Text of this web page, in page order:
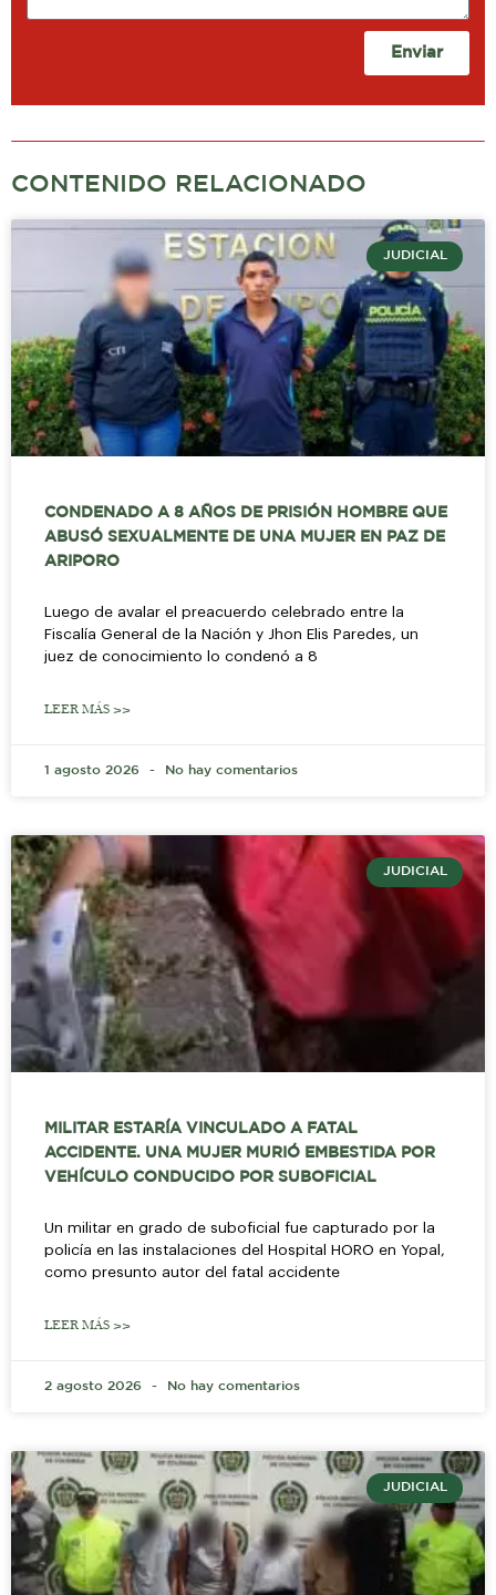
Enviar
CONTENIDO RELACIONADO
JUDICIAL
CONDENADO A 8 AÑOS DE PRISIÓN HOMBRE QUE
ABUSÓ SEXUALMENTE DE UNA MUJER EN PAZ DE
ARIPORO
Luego de avalar el preacuerdo celebrado entre la
Fiscalía General de la Nación y Jhon Elis Paredes, un
juez de conocimiento lo condenó a 8
LEER MÁS >>
1 agosto 2026 No hay comentarios
JUDICIAL
MILITAR ESTARÍA VINCULADO A FATAL
ACCIDENTE. UNA MUJER MURIÓ EMBESTIDA POR
VEHÍCULO CONDUCIDO POR SUBOFICIAL
Un militar en grado de suboficial fue capturado por la
policía en las instalaciones del Hospital HORO en Yopal,
como presunto autor del fatal accidente
LEER MÁS >>
2 agosto 2026 No hay comentarios
JUDICIAL